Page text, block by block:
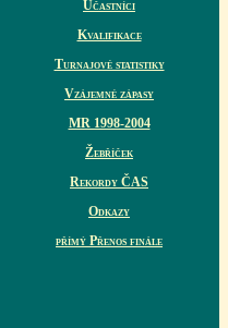
Účastníci
Kvalifikace
Turnajové statistiky
Vzájemné zápasy
MR 1998-2004
Žebříček
Rekordy ČAS
Odkazy
přímý Přenos finále